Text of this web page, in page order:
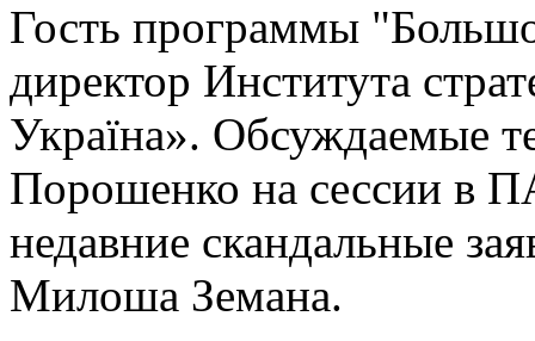
Гость программы
директор Института
Україна». Обсуждаемые
Порошенко на сессии в
недавние скандальные
Милоша Земана.